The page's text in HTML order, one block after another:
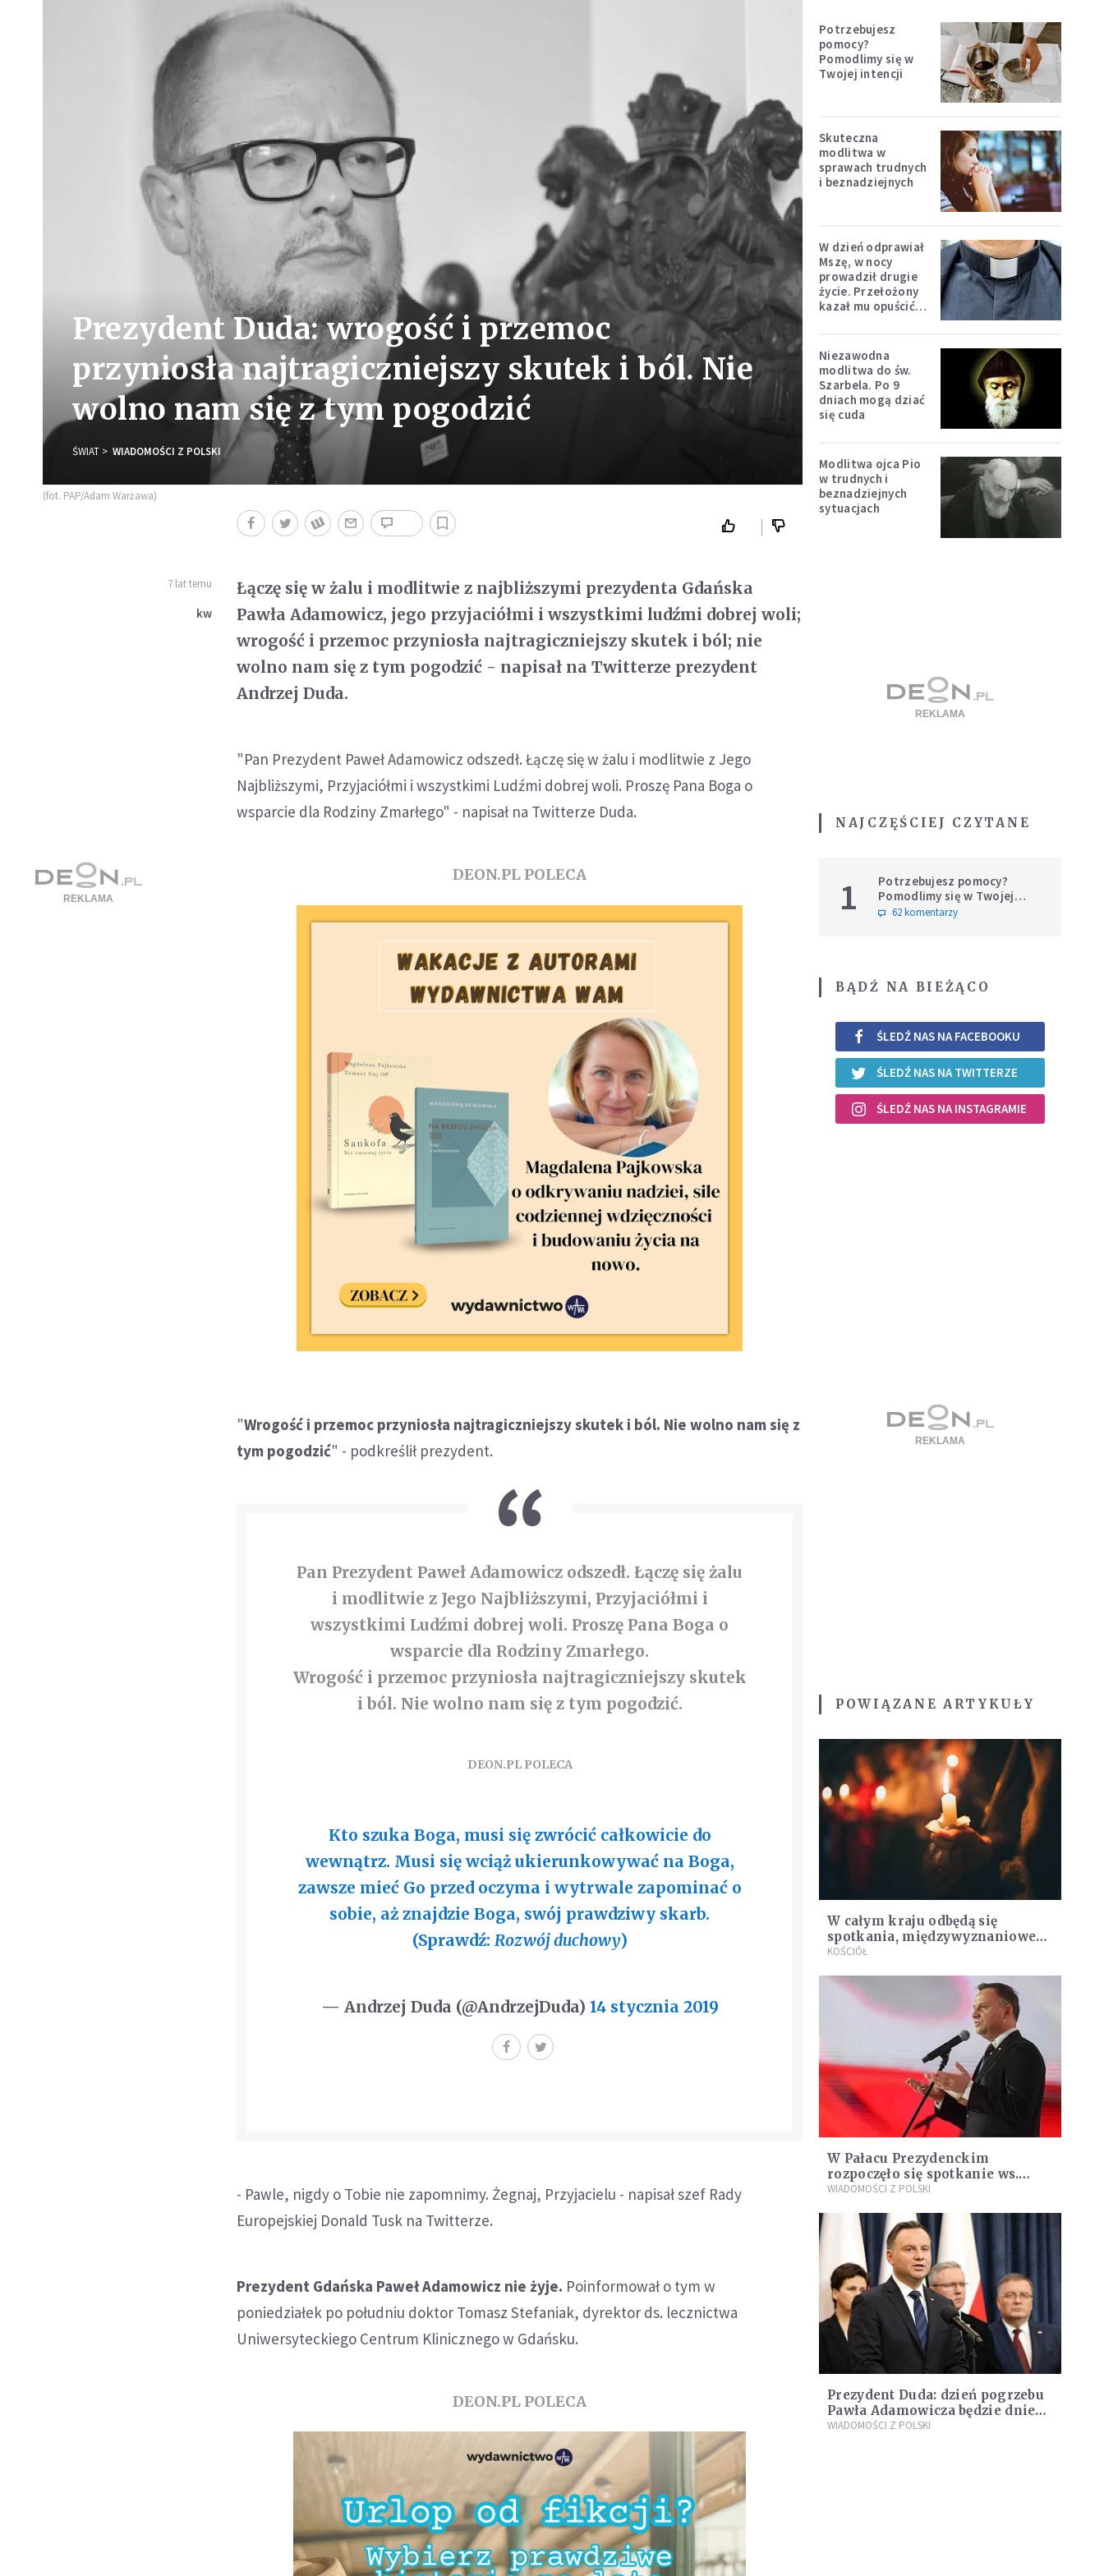
Prezydent Duda: wrogość i przemoc
przyniosła najtragiczniejszy skutek i ból. Nie
wolno nam się z tym pogodzić
ŚWIAT WIADOMOŚCI Z POLSKI
(fot. PAP/Adam Warżawa)
7 lat temu
kw
Łączę się w żalu i modlitwie z najbliższymi prezydenta Gdańska
Pawła Adamowicz, jego przyjaciółmi i wszystkimi ludźmi dobrej woli;
wrogość i przemoc przyniosła najtragiczniejszy skutek i ból; nie
wolno nam się z tym pogodzić - napisał na Twitterze prezydent
Andrzej Duda.
"Pan Prezydent Paweł Adamowicz odszedł. Łączę się w żalu i modlitwie z Jego
Najbliższymi, Przyjaciółmi i wszystkimi Ludźmi dobrej woli. Proszę Pana Boga o
wsparcie dla Rodziny Zmarłego" - napisał na Twitterze Duda.
DEON.PL POLECA
"Wrogość i przemoc przyniosła najtragiczniejszy skutek i ból. Nie wolno nam się z
tym pogodzić" - podkreślił prezydent.
Pan Prezydent Paweł Adamowicz odszedł. Łączę się żalu
i modlitwie z Jego Najbliższymi, Przyjaciółmi i
wszystkimi Ludźmi dobrej woli. Proszę Pana Boga o
wsparcie dla Rodziny Zmarłego.
Wrogość i przemoc przyniosła najtragiczniejszy skutek
i ból. Nie wolno nam się z tym pogodzić.
DEON.PL POLECA
Kto szuka Boga, musi się zwrócić całkowicie do
wewnątrz. Musi się wciąż ukierunkowywać na Boga,
zawsze mieć Go przed oczyma i wytrwale zapominać o
sobie, aż znajdzie Boga, swój prawdziwy skarb.
(Sprawdź: Rozwój duchowy)
— Andrzej Duda (@AndrzejDuda) 14 stycznia 2019
- Pawle, nigdy o Tobie nie zapomnimy. Żegnaj, Przyjacielu - napisał szef Rady
Europejskiej Donald Tusk na Twitterze.
Prezydent Gdańska Paweł Adamowicz nie żyje. Poinformował o tym w
poniedziałek po południu doktor Tomasz Stefaniak, dyrektor ds. lecznictwa
Uniwersyteckiego Centrum Klinicznego w Gdańsku.
DEON.PL POLECA
Potrzebujesz
pomocy?
Pomodlimy się w
Twojej intencji
Skuteczna
modlitwa w
sprawach trudnych
i beznadziejnych
W dzień odprawiał
Mszę, w nocy
prowadził drugie
życie. Przełożony
kazał mu opuścić
Niezawodna
modlitwa do św.
Szarbela. Po 9
dniach mogą dziać
się cuda
Modlitwa ojca Pio
w trudnych i
beznadziejnych
sytuacjach
NAJCZĘŚCIEJ CZYTANE
1
Potrzebujesz pomocy?
Pomodlimy się w Twojej
intencji
62 komentarzy
BĄDŹ NA BIEŻĄCO
ŚLEDŹ NAS NA FACEBOOKU
ŚLEDŹ NAS NA TWITTERZE
ŚLEDŹ NAS NA INSTAGRAMIE
POWIĄZANE ARTYKUŁY
W całym kraju odbędą się
spotkania, międzywyznaniowe
modlitwy i Msze święte w
Adamowicza
KOŚCIÓŁ
W Pałacu Prezydenckim
rozpoczęło się spotkanie ws.
marszu przeciwko przemocy i
WIADOMOŚCI Z POLSKI
Prezydent Duda: dzień pogrzebu
Pawła Adamowicza będzie dniem
żałoby narodowej
WIADOMOŚCI Z POLSKI